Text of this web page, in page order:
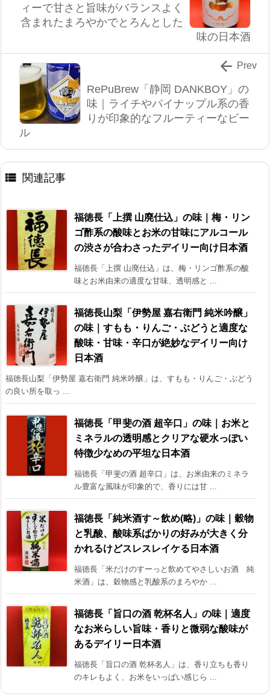
ィーで甘さと旨味がバランスよく
含まれたまろやかでとろんとした
味の日本酒
RePuBrew「静岡 DANKBOY」の
味｜ライチやパイナップル系の香
りが印象的なフルーティーなビー
ル
 Prev
 関連記事
福徳長「上撰 山廃仕込」の味｜梅・リン
ゴ酢系の酸味とお米の甘味にアルコール
の渋さが合わさったデイリー向け日本酒
福徳長「上撰 山廃仕込」は、梅・リンゴ酢系の酸
味とお米由来の適度な甘味、透明感と ...
福徳長山梨「伊勢屋 嘉右衛門 純米吟醸」
の味｜すもも・りんご・ぶどうと適度な
酸味・甘味・辛口が絶妙なデイリー向け
日本酒
福徳長山梨「伊勢屋 嘉右衛門 純米吟醸」は、すもも・りんご・ぶどう
の良い所を取っ ...
福徳長「甲斐の酒 超辛口」の味｜お米と
ミネラルの透明感とクリアな硬水っぽい
特徴少なめの平坦な日本酒
福徳長「甲斐の酒 超辛口」は、お米由来のミネラ
ル豊富な風味が印象的で、香りには甘 ...
福徳長「純米酒す～飲め(略)」の味｜穀物
と乳酸、酸味系ばかりの好みが大きく分
かれるけどスレスレイケる日本酒
福徳長「米だけのすーっと飲めてやさしいお酒 純
米酒」は、穀物感と乳酸系のまろやか ...
福徳長「旨口の酒 乾杯名人」の味｜適度
なお米らしい旨味・香りと微弱な酸味が
あるデイリー日本酒
福徳長「旨口の酒 乾杯名人」は、香り立ちも香り
のキレもよく、お米をいっぱい感じら ...